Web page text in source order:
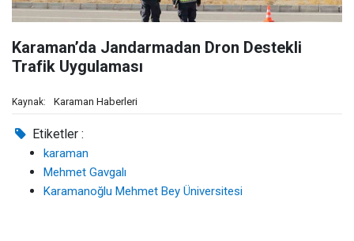
Karaman’da Jandarmadan Dron Destekli
Trafik Uygulaması
Kaynak: Karaman Haberleri
Etiketler :
karaman
Mehmet Gavgalı
Karamanoğlu Mehmet Bey Üniversitesi